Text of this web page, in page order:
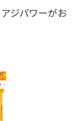
ジパワーがお